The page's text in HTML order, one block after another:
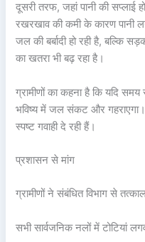
दूसरी तरफ, जहां पानी की सप्लाई
रखरखाव की कमी के कारण पानी
जल की बर्बादी हो रही है,
का खतरा भी बढ़ रहा है।
ग्रामीणों का कहना है कि यदि समय
भविष्य में जल संकट और
स्पष्ट गवाही दे रही हैं।
प्रशासन से मांग
ग्रामीणों ने संबंधित विभाग से
सभी सार्वजनिक नलों में टोटियां